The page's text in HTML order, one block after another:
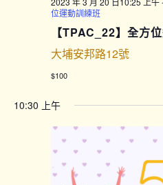
位運動訓練班
【TPAC_22】全方
大埔安邦路12號
$100
10:30 上午